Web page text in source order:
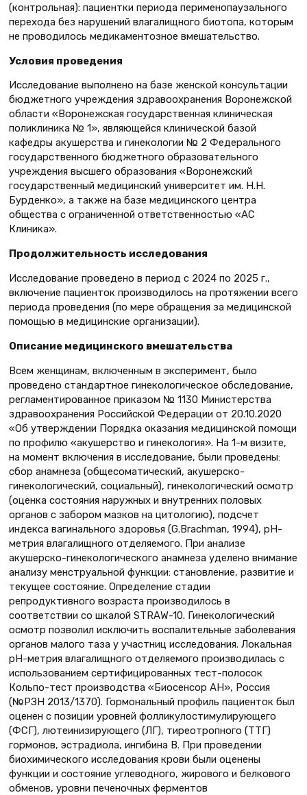
(контрольная): пациентки периода перименопаузального
перехода без нарушений влагалищного биотопа, которым
не проводилось медикаментозное вмешательство.
Условия проведения
Исследование выполнено на базе женской консультации
бюджетного учреждения здравоохранения Воронежской
области «Воронежская государственная клиническая
поликлиника № 1», являющейся клинической базой
кафедры акушерства и гинекологии № 2 Федерального
государственного бюджетного образовательного
учреждения высшего образования «Воронежский
государственный медицинский университет им. Н.Н.
Бурденко», а также на базе медицинского центра
общества с ограниченной ответственностью «АС
Клиника».
Продолжительность исследования
Исследование проведено в период с 2024 по 2025 г.,
включение пациенток производилось на протяжении всего
периода проведения (по мере обращения за медицинской
помощью в медицинские организации).
Описание медицинского вмешательства
Всем женщинам, включенным в эксперимент, было
проведено стандартное гинекологическое обследование,
регламентированное приказом № 1130 Министерства
здравоохранения Российской Федерации от 20.10.2020
«Об утверждении Порядка оказания медицинской помощи
по профилю «акушерство и гинекология». На 1-м визите,
на момент включения в исследование, были проведены:
сбор анамнеза (общесоматический, акушерско-
гинекологический, социальный), гинекологический осмотр
(оценка состояния наружных и внутренних половых
органов с забором мазков на цитологию), подсчет
индекса вагинального здоровья (G.Brachman, 1994), рН-
метрия влагалищного отделяемого. При анализе
акушерско-гинекологического анамнеза уделено внимание
анализу менструальной функции: становление, развитие и
текущее состояние. Определение стадии
репродуктивного возраста производилось в
соответствии со шкалой STRAW-10. Гинекологический
осмотр позволил исключить воспалительные заболевания
органов малого таза у участниц исследования. Локальная
рН-метрия влагалищного отделяемого производилась с
использованием сертифицированных тест-полосок
Кольпо-тест производства «Биосенсор АН», Россия
(№РЗН 2013/1370). Гормональный профиль пациенток был
оценен с позиции уровней фолликулостимулирующего
(ФСГ), лютеинизирующего (ЛГ), тиреотропного (ТТГ)
гормонов, эстрадиола, ингибина В. При проведении
биохимического исследования крови были оценены
функции и состояние углеводного, жирового и белкового
обменов, уровни печеночных ферментов